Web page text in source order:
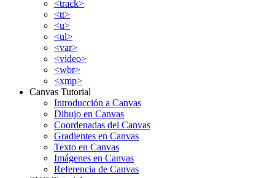
<track>
<tt>
<u>
<ul>
<var>
<video>
<wbr>
<xmp>
Canvas Tutorial
Introducción a Canvas
Dibujo en Canvas
Coordenadas del Canvas
Gradientes en Canvas
Texto en Canvas
Imágenes en Canvas
Referencia de Canvas